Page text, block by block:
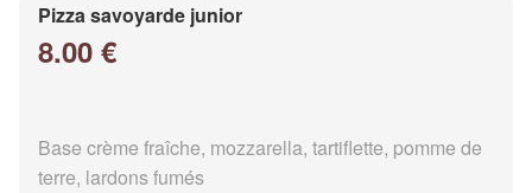
Pizza savoyarde junior
8.00 €
Base crème fraîche, mozzarella, tartiflette, pomme de
terre, lardons fumés